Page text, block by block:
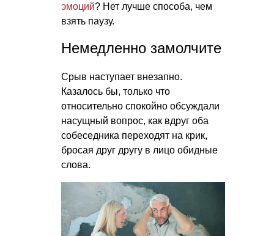
эмоций? Нет лучше способа, чем
взять паузу.
Немедленно замолчите
Срыв наступает внезапно.
Казалось бы, только что
относительно спокойно обсуждали
насущный вопрос, как вдруг оба
собеседника переходят на крик,
бросая друг другу в лицо обидные
слова.